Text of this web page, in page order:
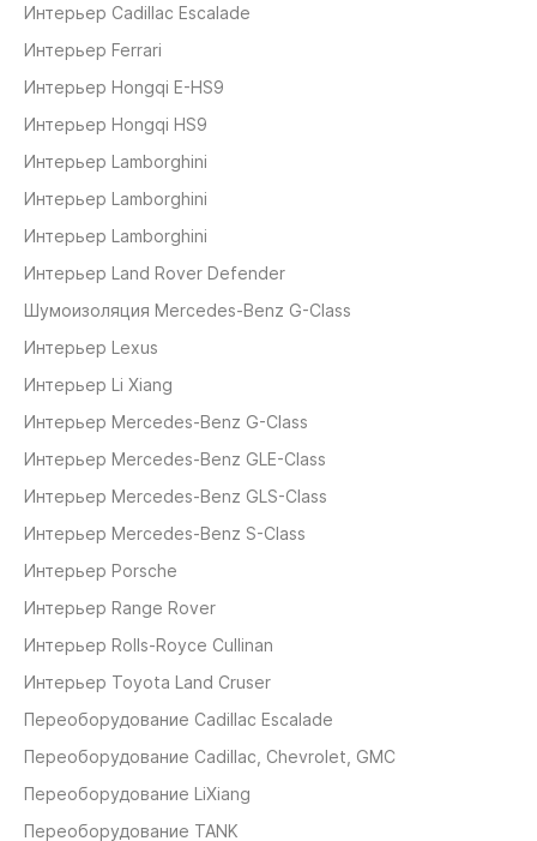
Интерьер Cadillac Escalade
Интерьер Ferrari
Интерьер Hongqi E-HS9
Интерьер Hongqi HS9
Интерьер Lamborghini
Интерьер Lamborghini
Интерьер Lamborghini
Интерьер Land Rover Defender
Шумоизоляция Mercedes-Benz G-Class
Интерьер Lexus
Интерьер Li Xiang
Интерьер Mercedes-Benz G-Class
Интерьер Mercedes-Benz GLE-Class
Интерьер Mercedes-Benz GLS-Class
Интерьер Mercedes-Benz S-Class
Интерьер Porsche
Интерьер Range Rover
Интерьер Rolls-Royce Cullinan
Интерьер Toyota Land Cruser
Переоборудование Cadillaс Escalade
Переоборудование Cadillaс, Chevrolet, GMC
Переоборудование LiXiang
Переоборудование TANK